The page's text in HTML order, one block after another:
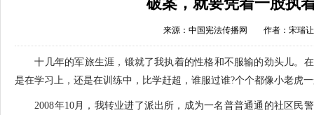
来源：中国宪法传播网 作者：宋瑞让
十几年的军旅生涯，锻就了我执着的性格和不服输的劲头儿。在
是在学习上，还是在训练中，比学赶超，谁服过谁?个个都像小老虎
2008年10月，我转业进了派出所，成为一名普普通通的社区民